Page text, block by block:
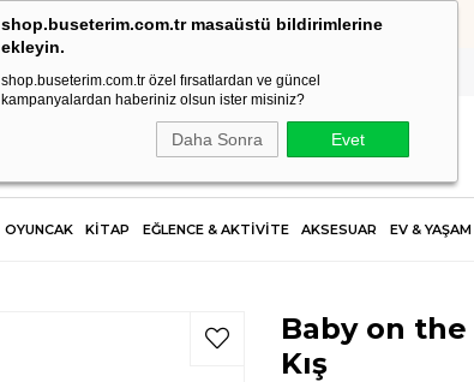
shop.buseterim.com.tr masaüstü bildirimlerine
ekleyin.
shop.buseterim.com.tr özel fırsatlardan ve güncel
kampanyalardan haberiniz olsun ister misiniz?
Daha Sonra Evet
HIZLI KARGO
OYUNCAK KİTAP EĞLENCE & AKTİVİTE AKSESUAR EV & YAŞAM
Baby on
Kış